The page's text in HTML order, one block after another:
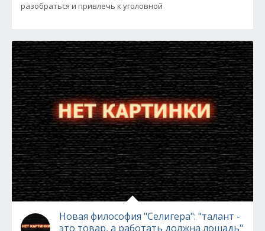
разобраться и привлечь к уголовной
Новая философия "Селигера": "талант -
это товар, а работать должна лошадь"